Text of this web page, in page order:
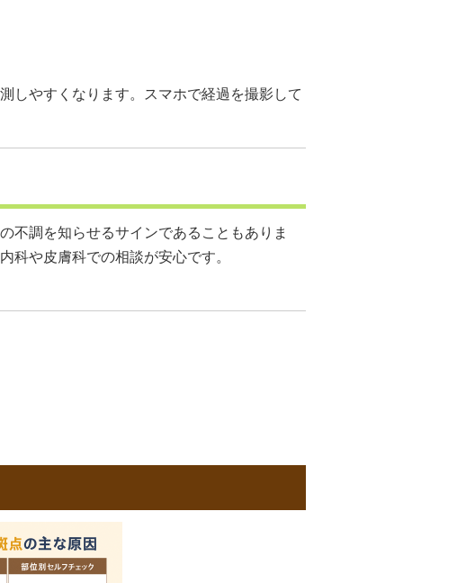
しやすくなります。スマホで経過を撮影して
不調を知らせるサインであることもありま
科や皮膚科での相談が安心です。